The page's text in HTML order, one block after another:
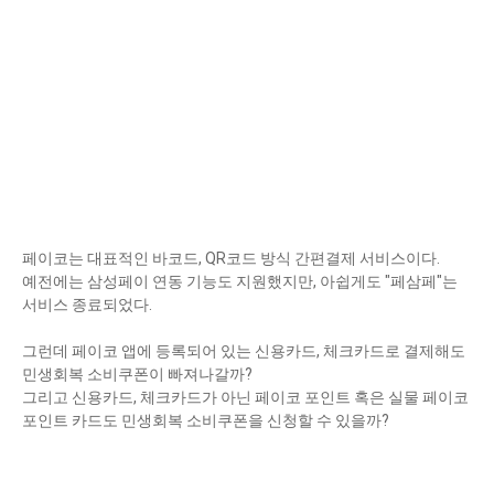
페이코는 대표적인 바코드, QR코드 방식 간편결제 서비스이다.
예전에는 삼성페이 연동 기능도 지원했지만, 아쉽게도 "페삼페"는
서비스 종료되었다.
그런데 페이코 앱에 등록되어 있는 신용카드, 체크카드로 결제해도
민생회복 소비쿠폰이 빠져나갈까?
그리고 신용카드, 체크카드가 아닌 페이코 포인트 혹은 실물 페이코
포인트 카드도 민생회복 소비쿠폰을 신청할 수 있을까?